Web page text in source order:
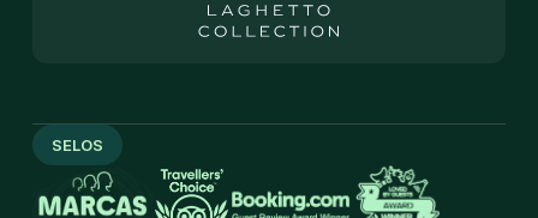
SELOS